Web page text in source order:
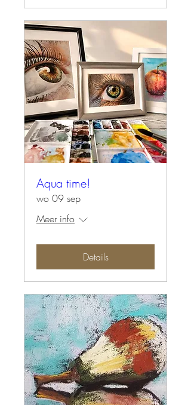
Aqua time!
wo 09 sep
Meer info
Details